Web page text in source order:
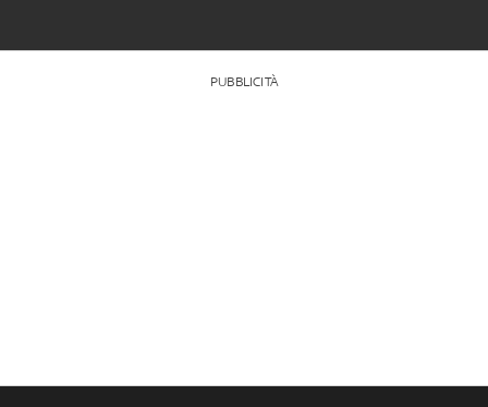
PUBBLICITÀ